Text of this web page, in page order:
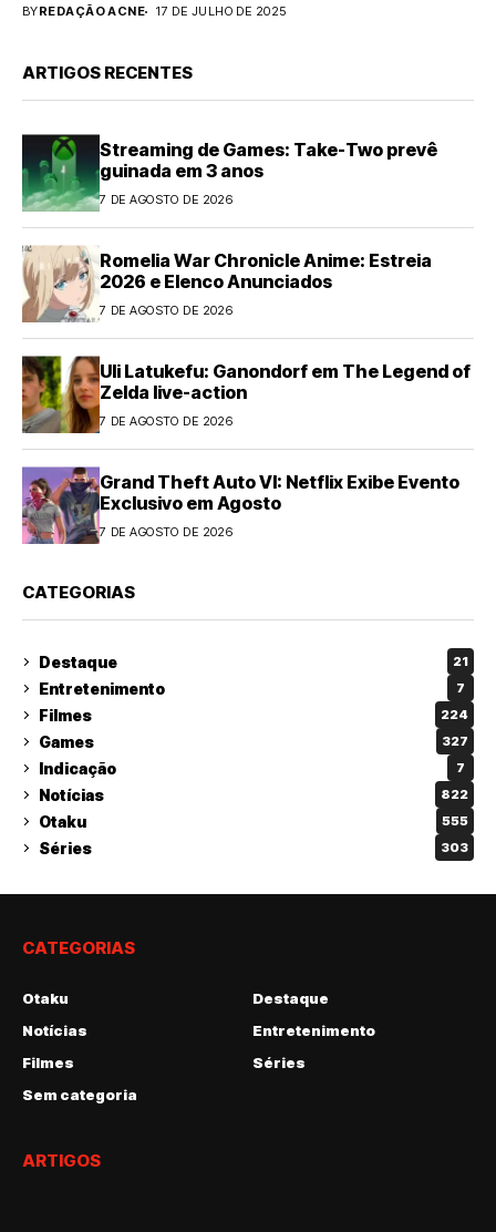
BYREDAÇÃO ACNE 17 DE JULHO DE 2025
ARTIGOS RECENTES
Streaming de Games: Take-Two prevê
guinada em 3 anos
7 DE AGOSTO DE 2026
Romelia War Chronicle Anime: Estreia
2026 e Elenco Anunciados
7 DE AGOSTO DE 2026
Uli Latukefu: Ganondorf em The Legend of
Zelda live-action
7 DE AGOSTO DE 2026
Grand Theft Auto VI: Netflix Exibe Evento
Exclusivo em Agosto
7 DE AGOSTO DE 2026
CATEGORIAS
Destaque 21
Entretenimento 7
Filmes 224
Games 327
Indicação 7
Notícias 822
Otaku 555
Séries 303
CATEGORIAS
Otaku
Destaque
Notícias
Entretenimento
Filmes
Séries
Sem categoria
ARTIGOS